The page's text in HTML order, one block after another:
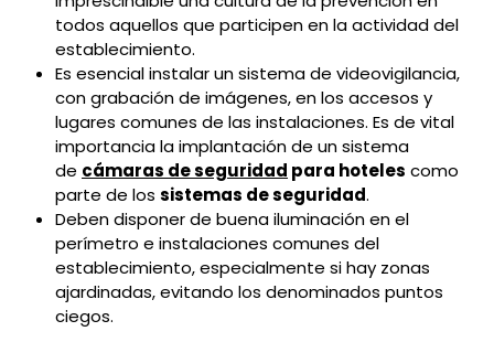
todos aquellos que participen en la actividad del
establecimiento.
Es esencial instalar un sistema de videovigilancia,
con grabación de imágenes, en los accesos y
lugares comunes de las instalaciones. Es de vital
importancia la implantación de un sistema
de cámaras de seguridad para hoteles como
parte de los sistemas de seguridad.
Deben disponer de buena iluminación en el
perímetro e instalaciones comunes del
establecimiento, especialmente si hay zonas
ajardinadas, evitando los denominados puntos
ciegos.